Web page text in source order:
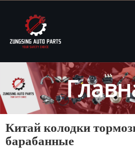
Продукция
Новости
О нас
Контакты
Китай колодки
барабанные